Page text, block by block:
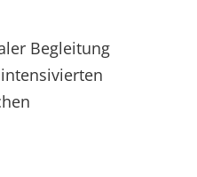
Begleitung